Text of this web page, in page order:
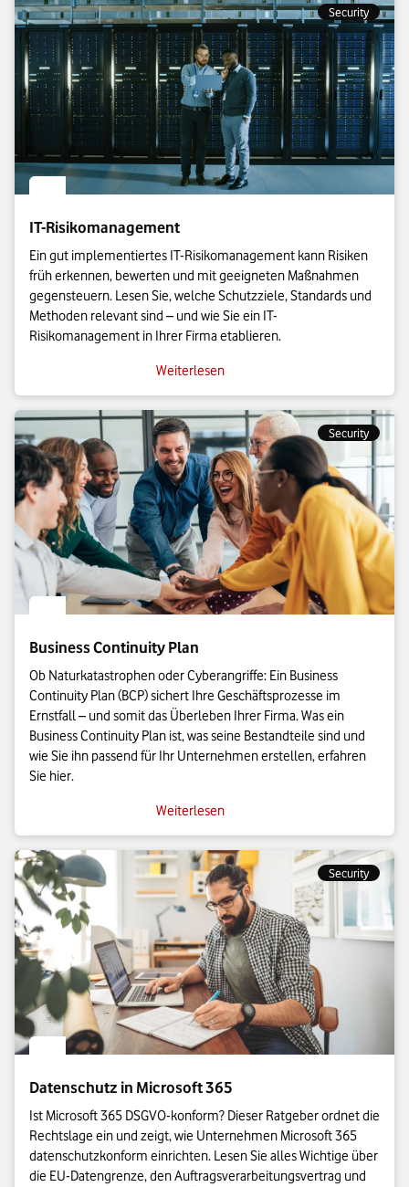
Security
IT-Risikomanagement
Ein gut implementiertes IT-Risikomanagement kann Risiken
früh erkennen, bewerten und mit geeigneten Maßnahmen
gegensteuern. Lesen Sie, welche Schutzziele, Standards und
Methoden relevant sind – und wie Sie ein IT-
Risikomanagement in Ihrer Firma etablieren.
Weiterlesen
Security
Business Continuity Plan
Ob Naturkatastrophen oder Cyberangriffe: Ein Business
Continuity Plan (BCP) sichert Ihre Geschäftsprozesse im
Ernstfall – und somit das Überleben Ihrer Firma. Was ein
Business Continuity Plan ist, was seine Bestandteile sind und
wie Sie ihn passend für Ihr Unternehmen erstellen, erfahren
Sie hier.
Weiterlesen
Security
Datenschutz in Microsoft 365
Ist Microsoft 365 DSGVO-konform? Dieser Ratgeber ordnet die
Rechtslage ein und zeigt, wie Unternehmen Microsoft 365
datenschutzkonform einrichten. Lesen Sie alles Wichtige über
die EU-Datengrenze, den Auftragsverarbeitungsvertrag und